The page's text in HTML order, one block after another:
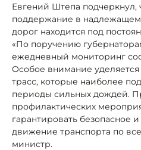
Евгений Штепа подчеркнул,
поддержание в надлежащем
дорог находится под
«По поручению
ежедневный мониторинг
Особое внимание
трасс, которые наиболее
периоды сильных дождей.
профилактических
гарантировать безопасное
движение транспорта по
министр.